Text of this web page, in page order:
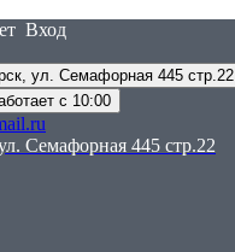
Вход
ул. Семафорная 445 стр.22
с 10:00
Семафорная 445 стр.22